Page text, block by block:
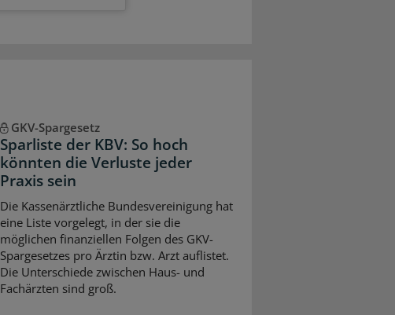
GKV-Spargesetz
Sparliste der KBV: So hoch
könnten die Verluste jeder
Praxis sein
Die Kassenärztliche Bundesvereinigung hat
eine Liste vorgelegt, in der sie die
möglichen finanziellen Folgen des GKV-
Spargesetzes pro Ärztin bzw. Arzt auflistet.
Die Unterschiede zwischen Haus- und
Fachärzten sind groß.